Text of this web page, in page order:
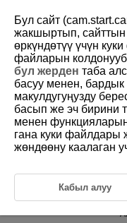
6-5 Ball Sports:
Бул сайт
жакшыртып,
өркүндөтүү үчүн
файларын
бул жерден таба
басуу менен,
макулдугуңузду
басып же эч бирини
менен
гана куки файлдары
жөндөөну каалаган
Кабыл алуу